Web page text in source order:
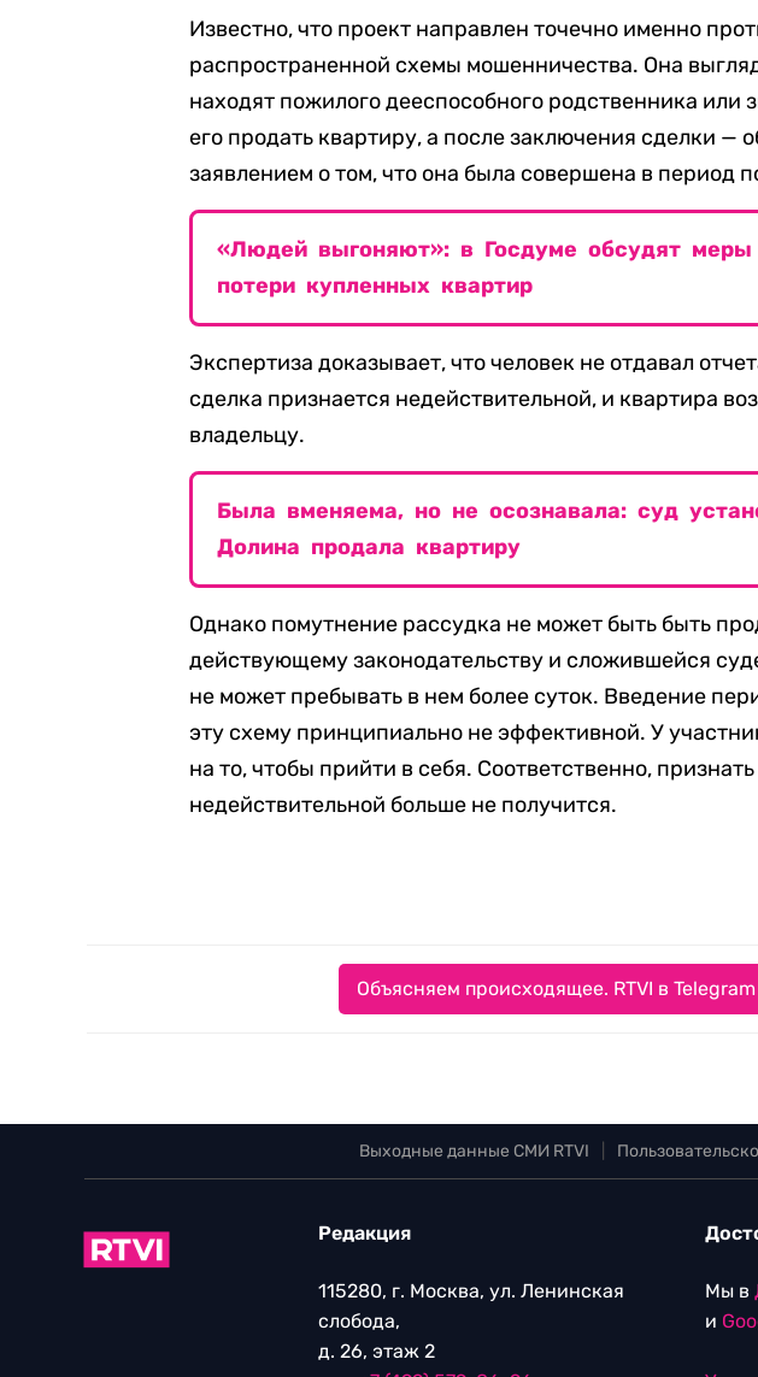
Известно, что проект направлен точечно именно
распространенной схемы мошенничества. Она
находят пожилого дееспособного родственника или
его продать квартиру, а после заключения сделки —
заявлением о том, что она была совершена в период
«Людей выгоняют»: в Госдуме обсудят
потери купленных квартир
Экспертиза доказывает, что человек не отдавал
сделка признается недействительной, и квартира
владельцу.
Была вменяема, но не осознавала: суд
Долина продала квартиру
Однако помутнение рассудка не может быть быть
действующему законодательству и сложившейся
не может пребывать в нем более суток. Введение
эту схему принципиально не эффективной. У
на то, чтобы прийти в себя. Соответственно,
недействительной больше не получится.
Объясняем происходящее. RTVI в Telegram
Выходные данные СМИ RTVI
Редакция
115280, г. Москва, ул. Ленинская
слобода,
д. 26, этаж 2
Мы в
и